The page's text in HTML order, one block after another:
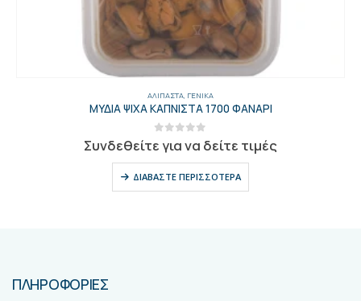
ΑΛΊΠΑΣΤΑ, ΓΕΝΙΚΑ
ΜΥΔΙΑ ΨΙΧΑ ΚΑΠΝΙΣΤΑ 1700 ΦΑΝΑΡΙ
out of 5
Συνδεθείτε για να δείτε τιμές
ΔΙΑΒΆΣΤΕ ΠΕΡΙΣΣΌΤΕΡΑ
ΠΛΗΡΟΦΟΡΙΕΣ